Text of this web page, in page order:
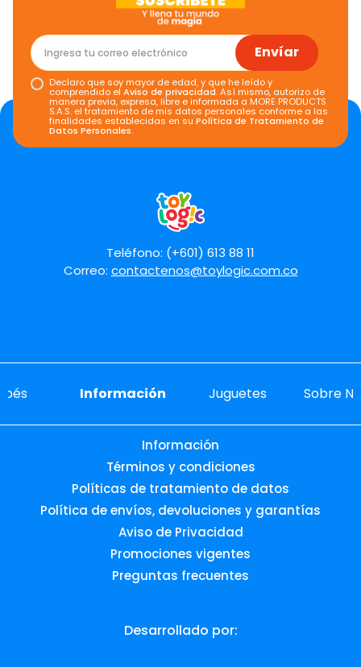
Envíar
Declaro que soy mayor de edad, y que he leído y
comprendido elAviso de privacidad. Así mismo, autorizo de
manera previa, expresa, libre e informada a MORE PRODUCTS
S.A.S. el tratamiento de mis datos personales conforme a las
finalidades establecidas en suPolítica de Tratamiento de
Datos Personales.
Teléfono: (+601) 613 88 11
Correo: contactenos@toylogic.com.co
Información Juguetes Sobre
Información
Términos y condiciones
Políticas de tratamiento de datos
Política de envíos, devoluciones y garantías
Aviso de Privacidad
Promociones vigentes
Preguntas frecuentes
Desarrollado por: